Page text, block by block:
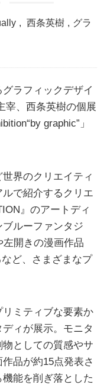
, 西条英樹 , グラ
ラフィックデザイ
宰、西条英樹の個展
graphic”」
界のクリエイティ
で紹介するクリエ
』のアートディ
ルーファンタジ
開きの漫画作品
ど、さまざまなプ
ミティブな要素か
ィが展示。モニタ
としての質感やサ
品が約15点発表さ
能を削ぎ落とした